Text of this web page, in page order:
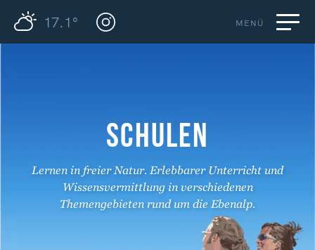
17.1° MENÜ
SCHULEN
Lernen in freier Natur. Erlebbarer Unterricht und
Wissensvermittlung in verschiedenen
Themengebieten rund um die Ebenalp.